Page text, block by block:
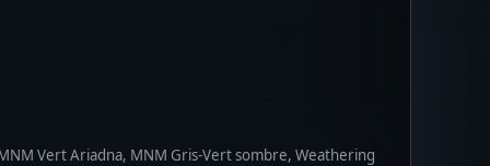
Vert Ariadna, MNM Gris-Vert sombre, Weathering